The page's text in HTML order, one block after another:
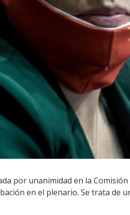
por unanimidad en la
en el plenario. Se trata de